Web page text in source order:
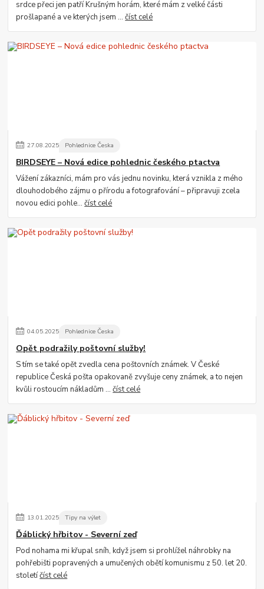
srdce přeci jen patří Krušným horám, které mám z velké části
prošlapané a ve kterých jsem ...číst celé
27.08.2025 Pohlednice Česka
BIRDSEYE – Nová edice pohlednic českého ptactva
Vážení zákazníci, mám pro vás jednu novinku, která vznikla z mého
dlouhodobého zájmu o přírodu a fotografování – připravuji zcela
novou edici pohle...číst celé
04.05.2025 Pohlednice Česka
Opět podražily poštovní služby!
S tím se také opět zvedla cena poštovních známek. V České
republice Česká pošta opakovaně zvyšuje ceny známek, a to nejen
kvůli rostoucím nákladům ...číst celé
13.01.2025 Tipy na výlet
Ďáblický hřbitov - Severní zeď
Pod nohama mi křupal sníh, když jsem si prohlížel náhrobky na
pohřebišti popravených a umučených obětí komunismu z 50. let 20.
stoletíčíst celé